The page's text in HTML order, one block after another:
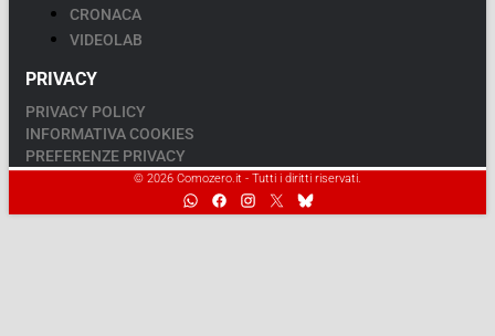
CRONACA
VIDEOLAB
PRIVACY
PRIVACY POLICY
INFORMATIVA COOKIES
PREFERENZE PRIVACY
© 2026 Comozero.it - Tutti i diritti riservati.